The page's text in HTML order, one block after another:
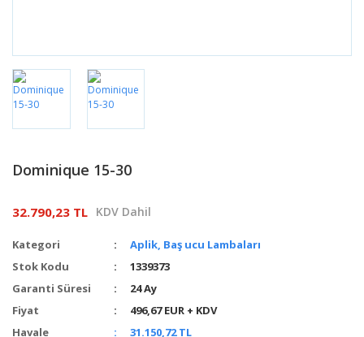
Dominique 15-30
32.790,23 TL KDV Dahil
Kategori
Aplik, Baş ucu Lambaları
Stok Kodu
1339373
Garanti Süresi
24 Ay
Fiyat
496,67 EUR + KDV
Havale
31.150,72 TL